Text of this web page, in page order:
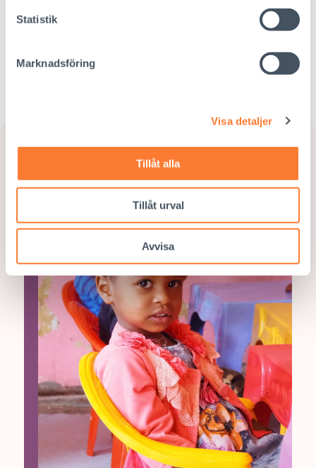
Statistik
Marknadsföring
Visa detaljer
Tillåt alla
Tillåt urval
Avvisa
Colombia, Etiopien, Indien, Nepal, Sydafrika